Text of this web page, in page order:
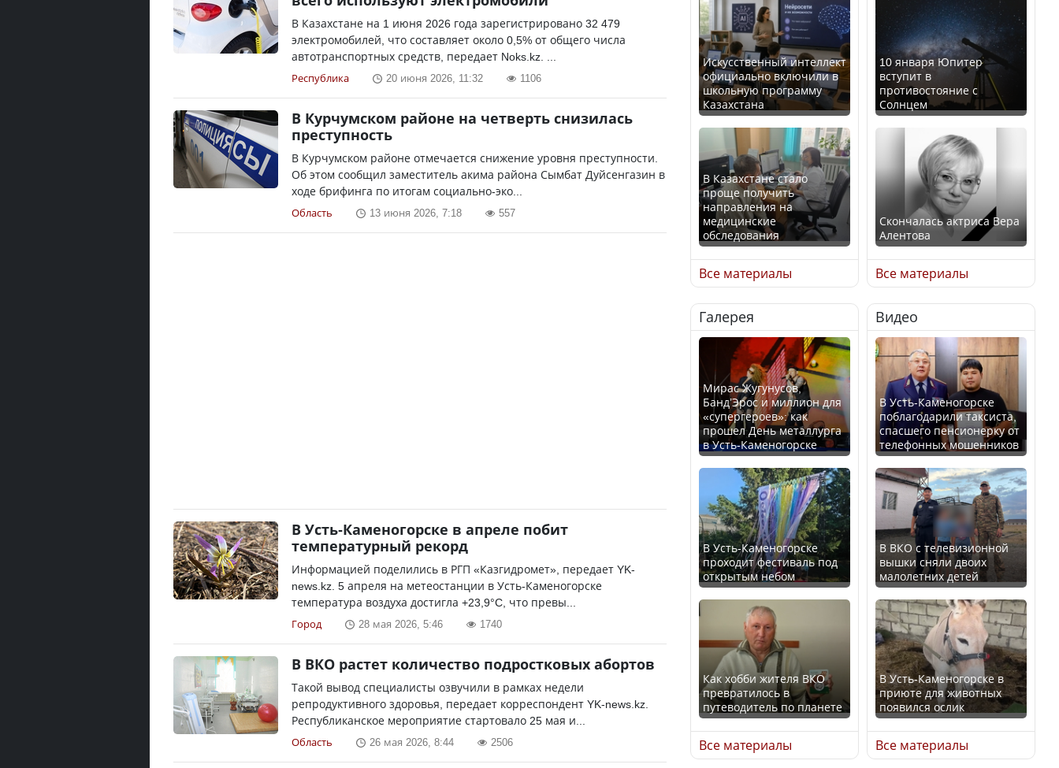
В Казахстане на 1 июня 2026 года зарегистрировано 32 479
электромобилей, что составляет около 0,5% от общего числа
автотранспортных средств, передает Noks.kz. ...
Республика 20 июня 2026, 11:32 1106
В Курчумском районе на четверть снизилась
преступность
В Курчумском районе отмечается снижение уровня преступности.
Об этом сообщил заместитель акима района Сымбат Дуйсенгазин в
ходе брифинга по итогам социально-эко...
Область 13 июня 2026, 7:18 557
В Усть-Каменогорске в апреле побит
температурный рекорд
Информацией поделились в РГП «Казгидромет», передает YK-
news.kz. 5 апреля на метеостанции в Усть-Каменогорске
температура воздуха достигла +23,9°C, что превы...
Город 28 мая 2026, 5:46 1740
В ВКО растет количество подростковых абортов
Такой вывод специалисты озвучили в рамках недели
репродуктивного здоровья, передает корреспондент YK-news.kz.
Республиканское мероприятие стартовало 25 мая и...
Область 26 мая 2026, 8:44 2506
Искусственный интеллект
официально включили в
школьную программу
Казахстана
В Казахстане стало
проще получить
направления на
медицинские
обследования
Қазақстан Орталық Азия
елдері арасында әл-ауқат
индексінде көш бастады
Казахстан возглавил
рейтинг благополучия
среди стран Центральной
Азии
Будут ли представлены
интересы регионов в
Курултае?
Ең төменгі жалақы,
алимент, экология: жеті
партия сайлаушылармен
нені талқылап жатыр?
Все материалы
10 января Юпитер
вступит в
противостояние с
Солнцем
Скончалась актриса Вера
Алентова
В РФ вынесен заочный
приговор по уголовному
делу об убийстве Игоря
Талькова
В России введены
дополнительные
ограничения для
казахстанских прав
Трамп официально
вступил в должность
президента США
Луну признали объектом
культурного наследия,
находящегося под
угрозой исчезновения
Все материалы
Галерея
Мирас Жугунусов,
Банд’Эрос и миллион для
«супергероев»: как
прошел День металлурга
в Усть-Каменогорске
В Усть-Каменогорске
проходит фестиваль под
открытым небом
Как хобби жителя ВКО
превратилось в
путеводитель по планете
Все материалы
Видео
В Усть-Каменогорске
поблагодарили таксиста,
спасшего пенсионерку от
телефонных мошенников
В ВКО с телевизионной
вышки сняли двоих
малолетних детей
В Усть-Каменогорске в
приюте для животных
появился ослик
Все материалы